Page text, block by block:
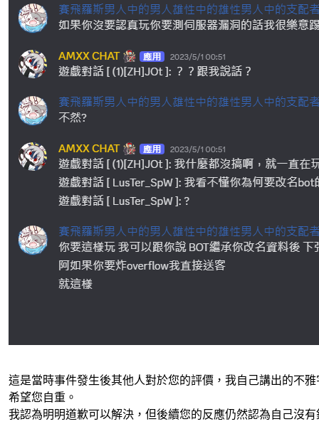
這是當時事件發生後其他人對於您的評價，我自己講出的不
希望您自重。
我認為明明道歉可以解決，但後續您的反應仍然認為自己沒